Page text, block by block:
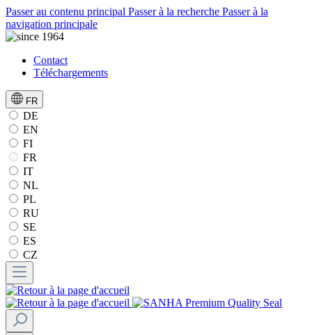
Passer au contenu principal Passer à la recherche Passer à la
navigation principale
Contact
Téléchargements
FR
DE
EN
FI
FR
IT
NL
PL
RU
SE
ES
CZ